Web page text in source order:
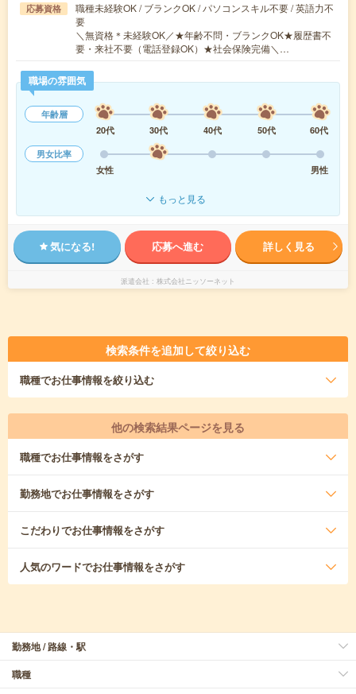
応募資格
職種未経験OK / ブランクOK / パソコンスキル不要 / 英語力不
要
＼無資格＊未経験OK／★年齢不問・ブランクOK★履歴書不
要・来社不要（電話登録OK）★社会保険完備＼…
職場の雰囲気
年齢層
20代
30代 40代 50代
60代
男女比率
女性
男性
もっと見る
気になる! 応募へ進む 詳しく見る
派遣会社 株式会社ニッソーネット
検索条件を追加して絞り込む
職種でお仕事情報を絞り込む
他の検索結果ページを見る
職種でお仕事情報をさがす
勤務地でお仕事情報をさがす
こだわりでお仕事情報をさがす
人気のワードでお仕事情報をさがす
勤務地 / 路線・駅
職種